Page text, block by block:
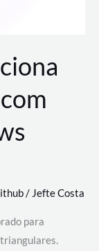
/ Jefte Costa
para